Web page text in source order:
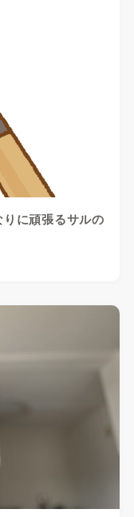
に頑張るサルの